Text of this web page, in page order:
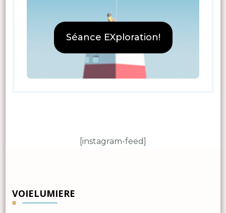
Séance EXploration!
[instagram-feed]
VOIELUMIERE